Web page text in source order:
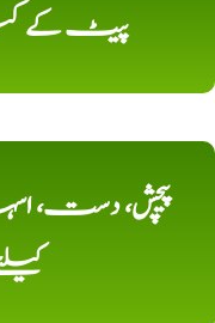
پیٹ کے
پیچش، دست،